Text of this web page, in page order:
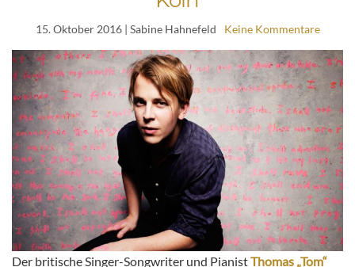
15. Oktober 2016| Sabine Hahnefeld Keine Kommentare
Der britische Singer-Songwriter und PianistThomas „Tom“